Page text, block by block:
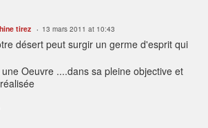
tirez 13 mars 2011 at 10:43
désert peut surgir un germe d'esprit qui
Oeuvre ....dans sa pleine objective et